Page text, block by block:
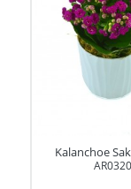
Kalanchoe
AR0320